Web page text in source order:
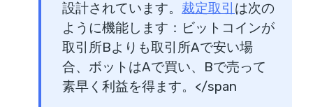
設計されています。 裁定取引 は次の
ように機能します：ビットコインが
取引所Bよりも取引所Aで安い場
合、ボットはAで買い、Bで売って
素早く利益を得ます。 </span